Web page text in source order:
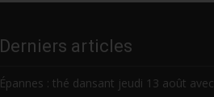
Derniers articles
Épannes : thé dansant jeudi 13 août avec